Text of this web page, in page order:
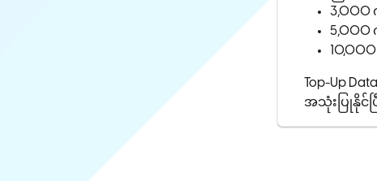
3,000
5,000
Top-Up
အသုံးပြုနိုင်